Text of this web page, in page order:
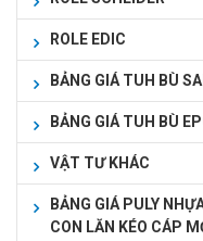
ROLE EDIC
BẢNG GIÁ TUH BÙ
BẢNG GIÁ TUH BÙ
VẬT TƯ KHÁC
BẢNG GIÁ PULY
CON LĂN KÉO CÁP